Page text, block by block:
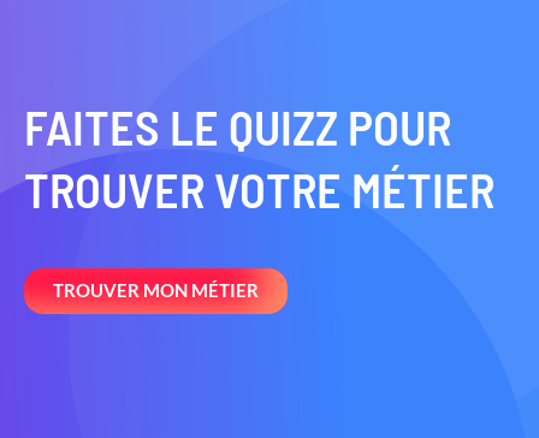
FAITES LE QUIZZ POUR
TROUVER VOTRE MÉTIER
TROUVER MON MÉTIER